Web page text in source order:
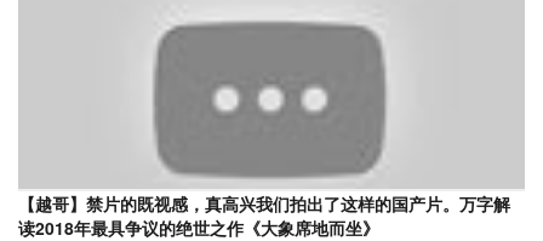
【越哥】禁片的既视感，真高兴我们拍出了这样的国产片。万字解
读2018年最具争议的绝世之作《大象席地而坐》